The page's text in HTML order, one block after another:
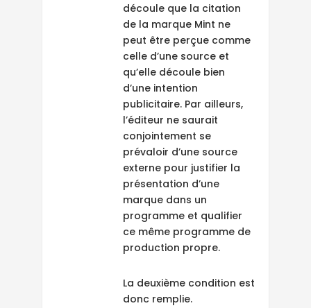
découle que la citation
de la marque Mint ne
peut être perçue comme
celle d’une source et
qu’elle découle bien
d’une intention
publicitaire. Par ailleurs,
l’éditeur ne saurait
conjointement se
prévaloir d’une source
externe pour justifier la
présentation d’une
marque dans un
programme et qualifier
ce même programme de
production propre.
La deuxième condition est
donc remplie.